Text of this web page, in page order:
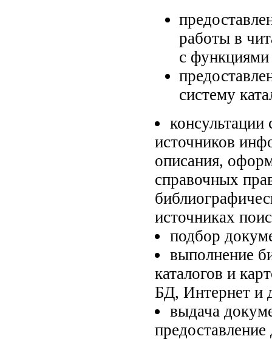
работы в
с
систему
источников
описания,
справочных
источниках
подбор
выполнение
каталогов и
БД, Интернет и
выдача